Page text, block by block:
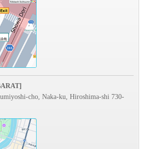
cho, Naka-ku, Hiroshima-shi 730-